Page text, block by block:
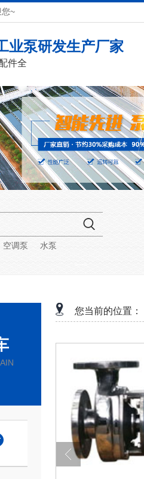
您~
业泵研发生产厂家
件全
空调泵 水泵
您当前的位置：